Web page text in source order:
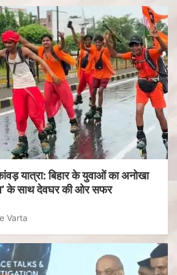
यात्रा: बिहार के युवाओं का अनोखा
के साथ देवघर की ओर सफर
Varta